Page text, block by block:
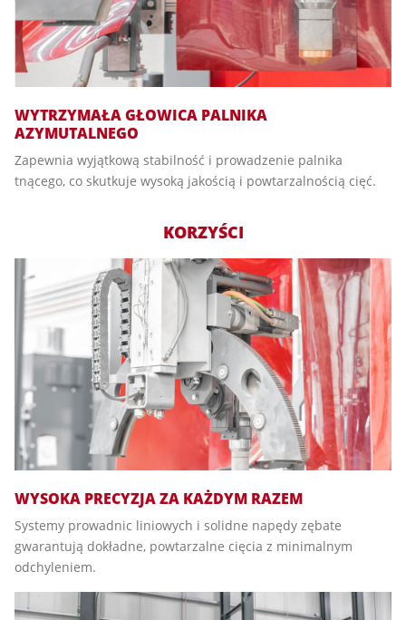
WYTRZYMAŁA GŁOWICA PALNIKA
AZYMUTALNEGO
Zapewnia wyjątkową stabilność i prowadzenie palnika
tnącego, co skutkuje wysoką jakością i powtarzalnością cięć.
KORZYŚCI
WYSOKA PRECYZJA ZA KAŻDYM RAZEM
Systemy prowadnic liniowych i solidne napędy zębate
gwarantują dokładne, powtarzalne cięcia z minimalnym
odchyleniem.